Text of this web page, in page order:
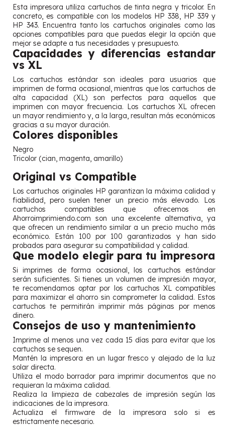
Esta impresora utiliza cartuchos de tinta negra y tricolor. En
concreto, es compatible con los modelos HP 338, HP 339 y
HP 343. Encuentra tanto los cartuchos originales como las
opciones compatibles para que puedas elegir la opción que
mejor se adapte a tus necesidades y presupuesto.
Capacidades y diferencias estandar
vs XL
Los cartuchos estándar son ideales para usuarios que
imprimen de forma ocasional, mientras que los cartuchos de
alta capacidad (XL) son perfectos para aquellos que
imprimen con mayor frecuencia. Los cartuchos XL ofrecen
un mayor rendimiento y, a la larga, resultan más económicos
gracias a su mayor duración.
Colores disponibles
Negro
Tricolor (cian, magenta, amarillo)
Original vs Compatible
Los cartuchos originales HP garantizan la máxima calidad y
fiabilidad, pero suelen tener un precio más elevado. Los
cartuchos compatibles que ofrecemos en
Ahorroimprimiendo.com son una excelente alternativa, ya
que ofrecen un rendimiento similar a un precio mucho más
económico. Están 100 por 100 garantizados y han sido
probados para asegurar su compatibilidad y calidad.
Que modelo elegir para tu impresora
Si imprimes de forma ocasional, los cartuchos estándar
serán suficientes. Si tienes un volumen de impresión mayor,
te recomendamos optar por los cartuchos XL compatibles
para maximizar el ahorro sin comprometer la calidad. Estos
cartuchos te permitirán imprimir más páginas por menos
dinero.
Consejos de uso y mantenimiento
Imprime al menos una vez cada 15 días para evitar que los
cartuchos se sequen.
Mantén la impresora en un lugar fresco y alejado de la luz
solar directa.
Utiliza el modo borrador para imprimir documentos que no
requieran la máxima calidad.
Realiza la limpieza de cabezales de impresión según las
indicaciones de la impresora.
Actualiza el firmware de la impresora solo si es
estrictamente necesario.